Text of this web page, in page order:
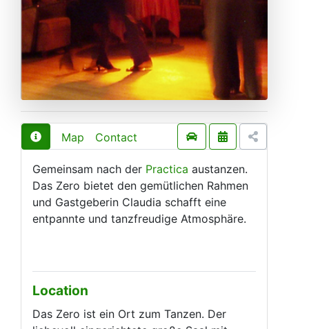
Map Contact
Gemeinsam nach der Practica austanzen.
Das Zero bietet den gemütlichen Rahmen
und Gastgeberin Claudia schafft eine
entpannte und tanzfreudige Atmosphäre.
Location
Das Zero ist ein Ort zum Tanzen. Der